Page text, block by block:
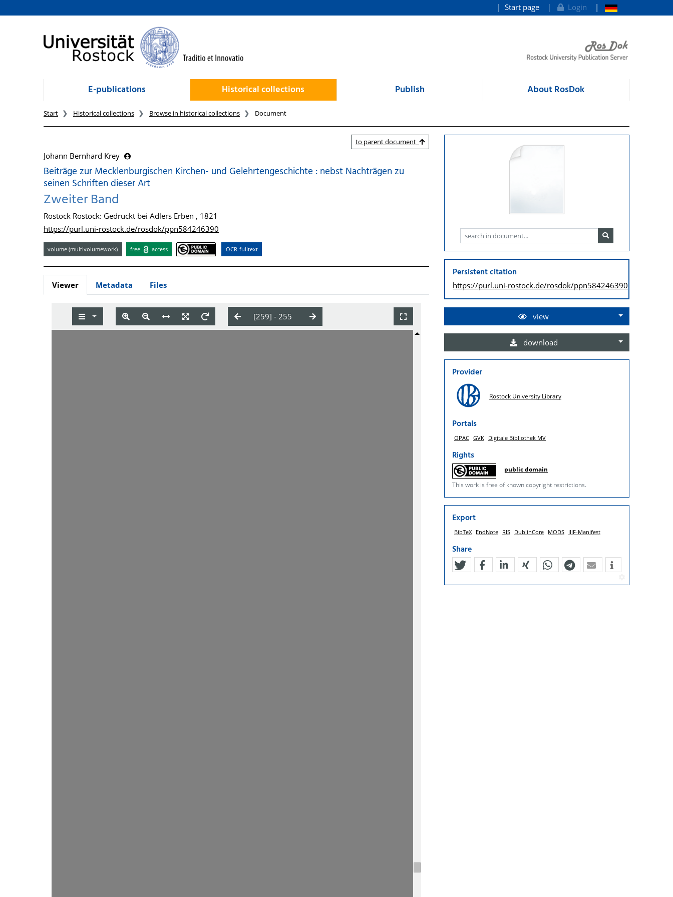
goto contents
Start page Login
E-publications Historical collections Publish About RosDok
Start Historical collections Browse in historical collections Document
to parent document
Johann Bernhard Krey
Beiträge zur Mecklenburgischen Kirchen- und Gelehrtengeschichte : nebst Nachträgen zu
seinen Schriften dieser Art
Zweiter Band
Rostock Rostock: Gedruckt bei Adlers Erben , 1821
https://purl.uni-rostock.de/rosdok/ppn584246390
volume (multivolumework) free access OCR-fulltext
Viewer Metadata Files
Persistent citation
https://purl.uni-rostock.de/rosdok/ppn584246390
view
download
Provider
Rostock University Library
Portals
OPAC GVK Digitale Bibliothek MV
Rights
public domain
This work is free of known copyright restrictions.
Export
BibTeX EndNote RIS DublinCore MODS IIIF-Manifest
Share